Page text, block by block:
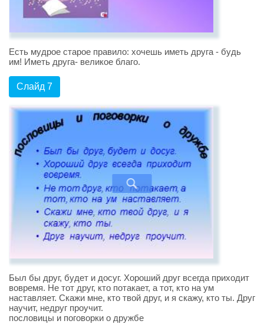
Есть мудрое старое правило: хочешь иметь друга - будь
им! Иметь друга- великое благо.
Слайд 7
Был бы друг, будет и досуг. Хороший друг всегда приходит
вовремя. Не тот друг, кто потакает, а тот, кто на ум
наставляет. Скажи мне, кто твой друг, и я скажу, кто ты. Друг
научит, недруг проучит.
пословицы и поговорки о дружбе